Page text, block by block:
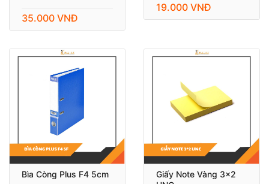
35.000 VNĐ
19.000 VNĐ
Bìa Còng Plus F4 5cm
Giấy Note Vàng 3x2